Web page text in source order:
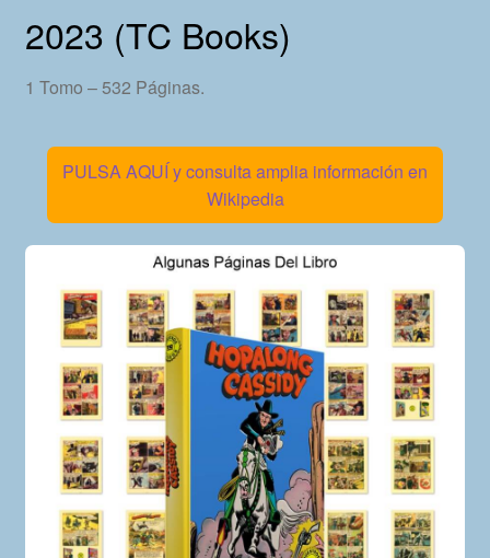
2023 (TC Books)
1 Tomo – 532 Páginas.
PULSA AQUÍ y consulta amplia información en
Wikipedia